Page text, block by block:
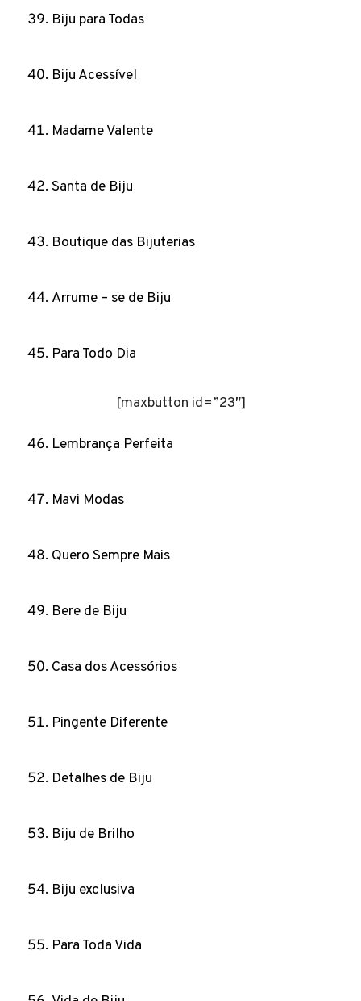
Biju para Todas
Biju Acessível
Madame Valente
Santa de Biju
Boutique das Bijuterias
Arrume – se de Biju
Para Todo Dia
[maxbutton id=”23″]
Lembrança Perfeita
Mavi Modas
Quero Sempre Mais
Bere de Biju
Casa dos Acessórios
Pingente Diferente
Detalhes de Biju
Biju de Brilho
Biju exclusiva
Para Toda Vida